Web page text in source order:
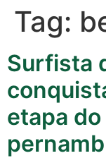
Tag:
Surfista
etapa